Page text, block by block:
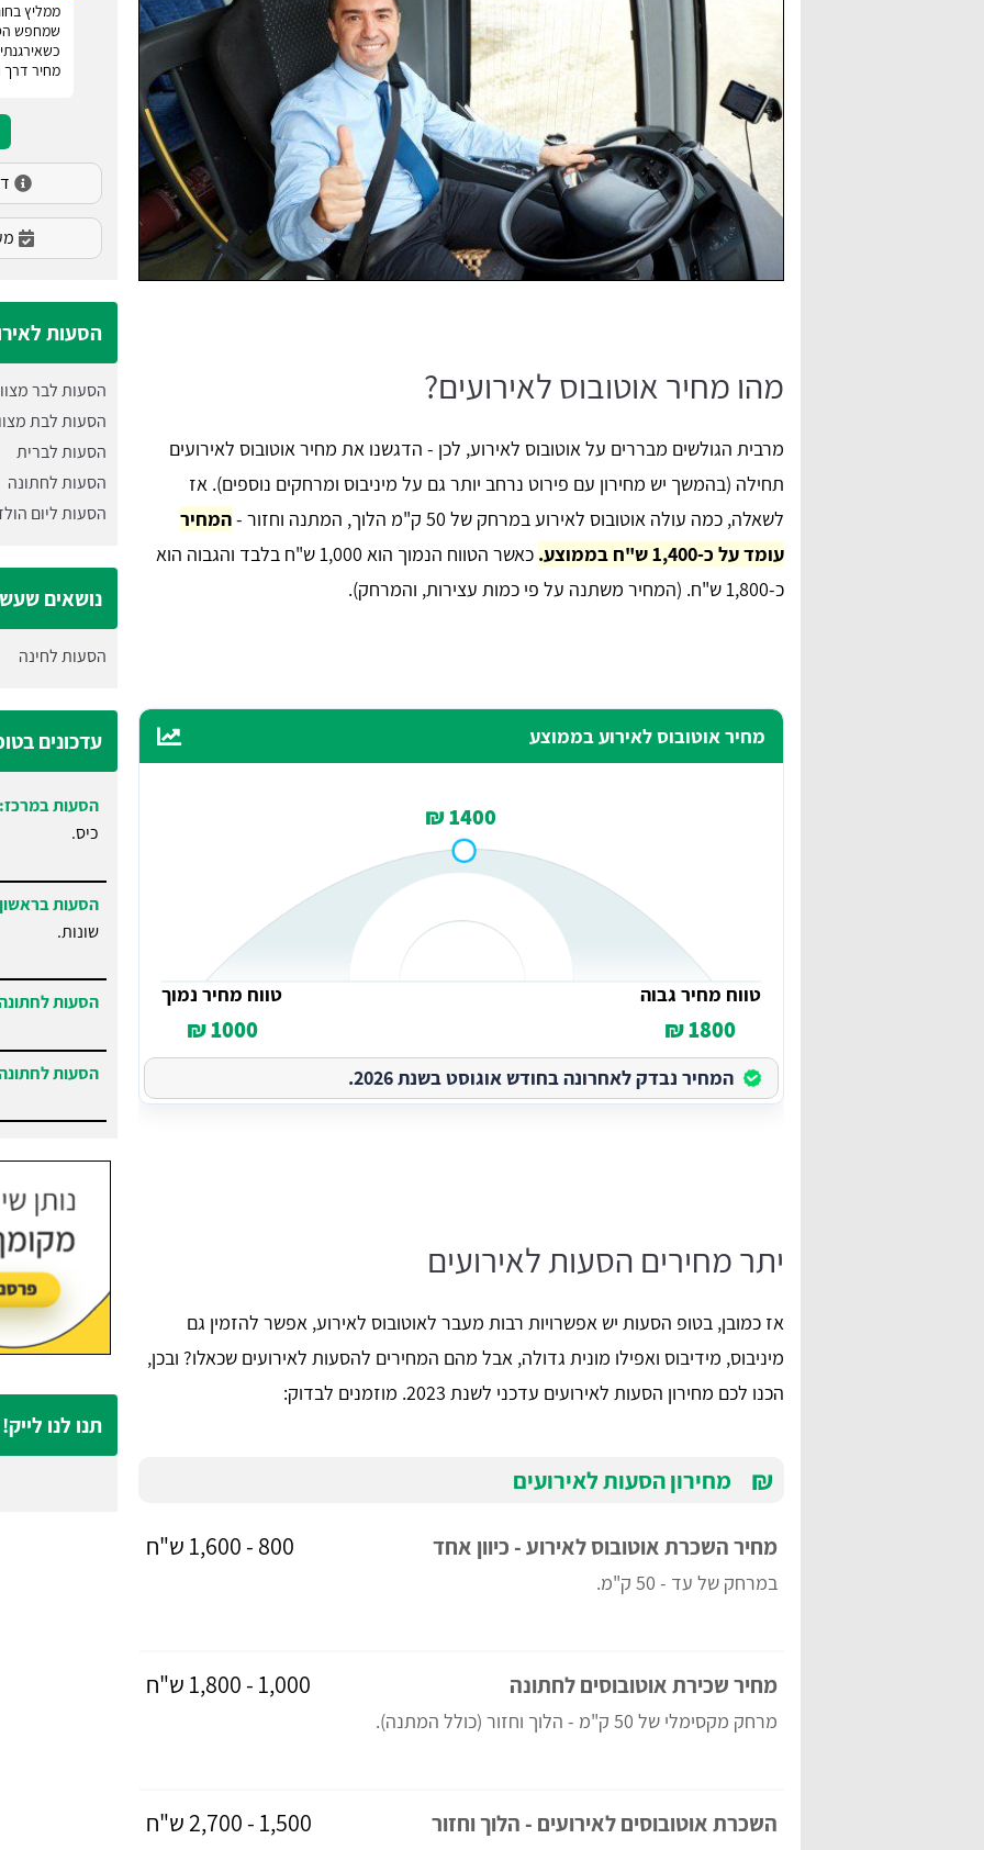
מהו מחיר אוטובוס לאירועים?
מרבית הגולשים מבררים על אוטובוס לאירוע, לכן - הדגשנו את מחיר אוטובוס לאירועים
תחילה (בהמשך יש מחירון עם פירוט נרחב יותר גם על מיניבוס ומרחקים נוספים). אז
לשאלה, כמה עולה אוטובוס לאירוע במרחק של 50 ק"מ הלוך, המתנה וחזור -
המחיר
עומד על כ-1,400 ש"ח בממוצע.
כאשר הטווח הנמוך הוא 1,000 ש"ח בלבד והגבוה הוא
כ-1,800 ש"ח. (המחיר משתנה על פי כמות עצירות, והמרחק).
מחיר אוטובוס לאירוע בממוצע
1400 ₪
טווח מחיר גבוה
1800 ₪
טווח מחיר נמוך
1000 ₪
המחיר נבדק לאחרונה בחודש אוגוסט בשנת 2026.
יתר מחירים הסעות לאירועים
אז כמובן, בטופ הסעות יש אפשרויות רבות מעבר לאוטובוס לאירוע, אפשר להזמין גם
מיניבוס, מידיבוס ואפילו מונית גדולה, אבל מהם המחירים להסעות לאירועים שכאלו? ובכן,
הכנו לכם מחירון הסעות לאירועים עדכני לשנת 2023. מוזמנים לבדוק:
₪ מחירון הסעות לאירועים
מחיר השכרת אוטובוס לאירוע - כיוון אחד
במרחק של עד - 50 ק"מ.
800 - 1,600 ש"ח
מחיר שכירת אוטובוסים לחתונה
מרחק מקסימלי של 50 ק"מ - הלוך וחזור (כולל המתנה).
1,000 - 1,800 ש"ח
השכרת אוטובוסים לאירועים - הלוך וחזור 1,500 - 2,700 ש"ח
ממליץ
שמחפש
מחיר
רוצה להודות לטופ הסעות אשר סיפקו לנו שירות
השכרת מיניבוס לחתונה. אם אתם מחפשים הסעות
לאירועים! רק טופ הסעות. הם מעניקים מספר הצעות
מחיר ומאפשרים לכם להשוות, פשוט מעולה.
שירות מדהים ומאוד אדיבים בטלפון. הצלחתי למצוא
דרכם הסעה לאירוע, תודה רבה על הכל.
הסעות
הסעות לבר
הסעות לבת
הסעות לברית
הסעות לחתונה
הסעות ליום
נושאים
הסעות לחינה
עדכונים
הסעות
כיס.
הסעות
שונות.
הסעות
הסעות
תנו לנו לייק!